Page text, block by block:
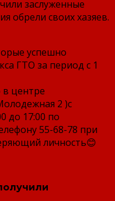
заслуженные
обрели своих хазяев.
успешно
ГТО за период с 1
центре
2 )с
до 17:00 по
55-68-78 при
личность😊